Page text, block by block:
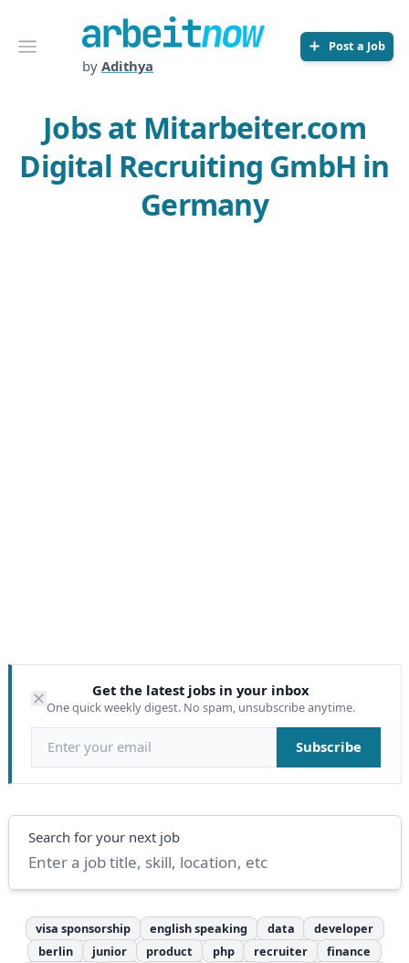
Open menu
Arbeitnow
by Adithya
Post a Job
Jobs at Mitarbeiter.com
Digital Recruiting GmbH in
Germany
Get the latest jobs in your inbox
One quick weekly digest. No spam, unsubscribe anytime.
Email address Subscribe
Search
Search for your next job
visa sponsorship english speaking data
developer
berlin
junior product php recruiter
finance